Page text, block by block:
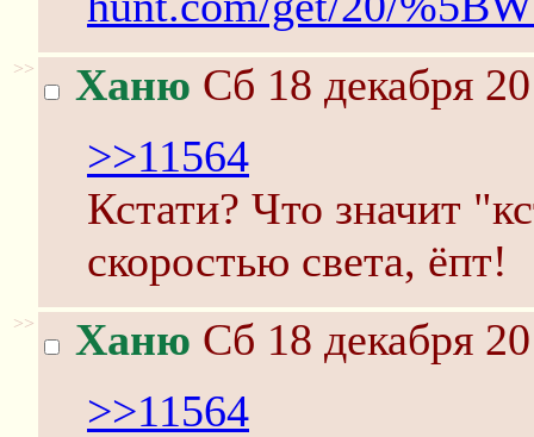
>> Ханю Сб 18 декабря
>>11564
Кстати? Что значит
скоростью света, ёпт!
>> Ханю Сб 18 декабря
>>11564